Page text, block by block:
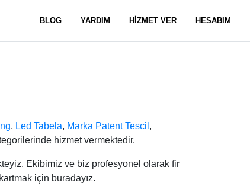
BLOG YARDIM HİZMET VER HESABIM
, Led Tabela, Marka Patent Tescil ,
hizmet vermektedir.
Ekibimiz ve biz profesyonel olarak fir
için buradayız.